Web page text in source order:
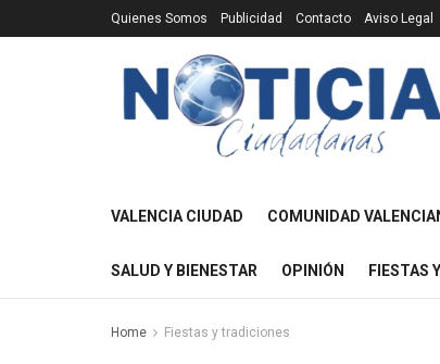
Quienes Somos Publicidad Contacto Aviso Legal
VALENCIA CIUDAD COMUNIDAD
SALUD Y BIENESTAR OPINIÓN FIESTAS
Home Fiestas y tradiciones